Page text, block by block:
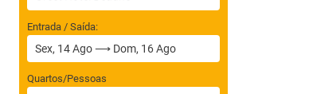
Entrada / Saída:
Quartos/Pessoas